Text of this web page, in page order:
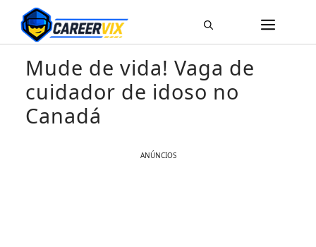
Pular
para
o
conteúdoMude de vida! Vaga de
cuidador de idoso no
Canadá
ANÚNCIOS